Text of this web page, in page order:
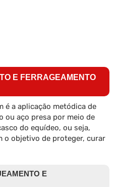
E FERRAGEAMENTO
é a aplicação metódica de
ou aço presa por meio de
do equídeo, ou seja,
o objetivo de proteger, curar
E